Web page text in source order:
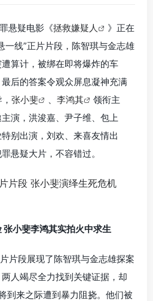
悬疑电影《拯救嫌疑人
》正在
一线”正片片段，陈智琪与金志雄
算计，被绑在即将爆炸的车
后的答案令观众屏息凝神充满
张小斐 、 李鸿其
领衔主
演，洪浚嘉、尹子维、包上
别出演，刘欢、来喜友情出
悬疑大片，不容错过。
小斐李鸿其实拍火中求生
片段展现了陈智琪与金志雄探案
人竭尽全力找到关键证据，却
到来之际遭到暴力阻挠。他们被